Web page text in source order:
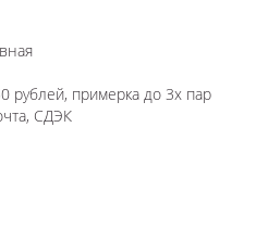
рублей, примерка до 3х пар
СДЭК